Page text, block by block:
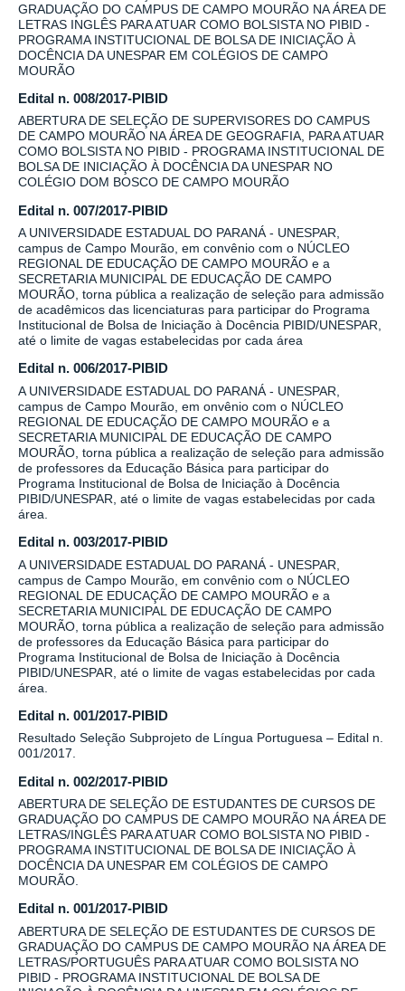
GRADUAÇÃO DO CAMPUS DE CAMPO MOURÃO NA ÁREA DE
LETRAS INGLÊS PARA ATUAR COMO BOLSISTA NO PIBID -
PROGRAMA INSTITUCIONAL DE BOLSA DE INICIAÇÃO À
DOCÊNCIA DA UNESPAR EM COLÉGIOS DE CAMPO
MOURÃO
Edital n. 008/2017-PIBID
ABERTURA DE SELEÇÃO DE SUPERVISORES DO CAMPUS
DE CAMPO MOURÃO NA ÁREA DE GEOGRAFIA, PARA ATUAR
COMO BOLSISTA NO PIBID - PROGRAMA INSTITUCIONAL DE
BOLSA DE INICIAÇÃO À DOCÊNCIA DA UNESPAR NO
COLÉGIO DOM BOSCO DE CAMPO MOURÃO
Edital n. 007/2017-PIBID
A UNIVERSIDADE ESTADUAL DO PARANÁ - UNESPAR,
campus de Campo Mourão, em convênio com o NÚCLEO
REGIONAL DE EDUCAÇÃO DE CAMPO MOURÃO e a
SECRETARIA MUNICIPAL DE EDUCAÇÃO DE CAMPO
MOURÃO, torna pública a realização de seleção para admissão
de acadêmicos das licenciaturas para participar do Programa
Institucional de Bolsa de Iniciação à Docência PIBID/UNESPAR,
até o limite de vagas estabelecidas por cada área
Edital n. 006/2017-PIBID
A UNIVERSIDADE ESTADUAL DO PARANÁ - UNESPAR,
campus de Campo Mourão, em onvênio com o NÚCLEO
REGIONAL DE EDUCAÇÃO DE CAMPO MOURÃO e a
SECRETARIA MUNICIPAL DE EDUCAÇÃO DE CAMPO
MOURÃO, torna pública a realização de seleção para admissão
de professores da Educação Básica para participar do
Programa Institucional de Bolsa de Iniciação à Docência
PIBID/UNESPAR, até o limite de vagas estabelecidas por cada
área.
Edital n. 003/2017-PIBID
A UNIVERSIDADE ESTADUAL DO PARANÁ - UNESPAR,
campus de Campo Mourão, em convênio com o NÚCLEO
REGIONAL DE EDUCAÇÃO DE CAMPO MOURÃO e a
SECRETARIA MUNICIPAL DE EDUCAÇÃO DE CAMPO
MOURÃO, torna pública a realização de seleção para admissão
de professores da Educação Básica para participar do
Programa Institucional de Bolsa de Iniciação à Docência
PIBID/UNESPAR, até o limite de vagas estabelecidas por cada
área.
Edital n. 001/2017-PIBID
Resultado Seleção Subprojeto de Língua Portuguesa – Edital n.
001/2017.
Edital n. 002/2017-PIBID
ABERTURA DE SELEÇÃO DE ESTUDANTES DE CURSOS DE
GRADUAÇÃO DO CAMPUS DE CAMPO MOURÃO NA ÁREA DE
LETRAS/INGLÊS PARA ATUAR COMO BOLSISTA NO PIBID -
PROGRAMA INSTITUCIONAL DE BOLSA DE INICIAÇÃO À
DOCÊNCIA DA UNESPAR EM COLÉGIOS DE CAMPO
MOURÃO.
Edital n. 001/2017-PIBID
ABERTURA DE SELEÇÃO DE ESTUDANTES DE CURSOS DE
GRADUAÇÃO DO CAMPUS DE CAMPO MOURÃO NA ÁREA DE
LETRAS/PORTUGUÊS PARA ATUAR COMO BOLSISTA NO
PIBID - PROGRAMA INSTITUCIONAL DE BOLSA DE